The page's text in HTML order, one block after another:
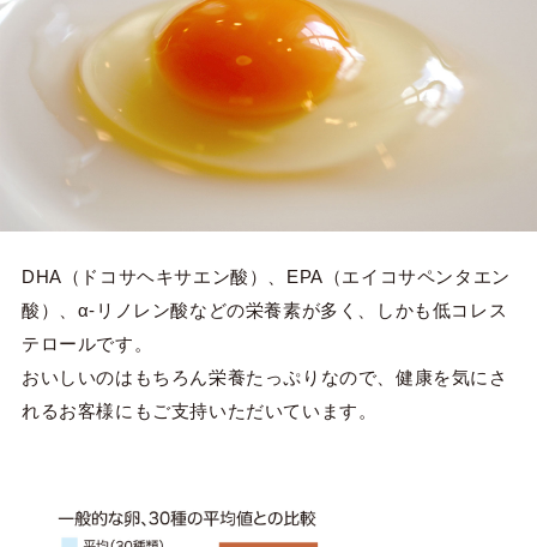
DHA（ドコサヘキサエン酸）、EPA（エイコサペンタエン
酸）、α-リノレン酸などの栄養素が多く、しかも低コレス
テロールです。
おいしいのはもちろん栄養たっぷりなので、健康を気にさ
れるお客様にもご支持いただいています。